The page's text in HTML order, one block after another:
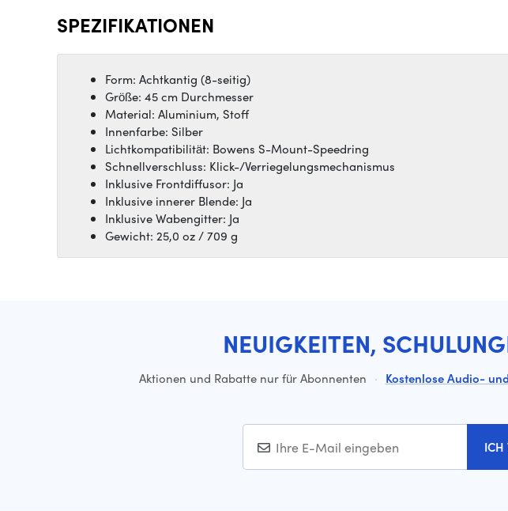
SPEZIFIKATIONEN
Form: Achtkantig (8-seitig)
Größe: 45 cm Durchmesser
Material: Aluminium, Stoff
Innenfarbe: Silber
Lichtkompatibilität: Bowens S-Mount-Speedring
Schnellverschluss: Klick-/Verriegelungsmechanismus
Inklusive Frontdiffusor: Ja
Inklusive innerer Blende: Ja
Inklusive Wabengitter: Ja
Gewicht: 25,0 oz / 709 g
NEUIGKEITEN,
Aktionen und Rabatte nur für Abonnenten · Kostenlose Audio-
ICH